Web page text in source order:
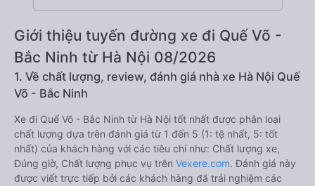
Giới thiệu tuyến đường xe đi Quế Võ -
Bắc Ninh từ Hà Nội 08/2026
1. Về chất lượng, review, đánh giá nhà xe Hà Nội Quế
Võ - Bắc Ninh
Xe đi Quế Võ - Bắc Ninh từ Hà Nội tốt nhất được phân loại
chất lượng dựa trên đánh giá từ 1 đến 5 (1: tệ nhất, 5: tốt
nhất) của khách hàng với các tiêu chí như: Chất lượng xe,
Đúng giờ, Chất lượng phục vụ trên Vexere.com. Đánh giá này
được viết trực tiếp bởi các khách hàng đã trải nghiệm các